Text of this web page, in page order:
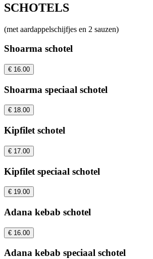
SCHOTELS
(met aardappelschijfjes en 2 sauzen)
Shoarma schotel
€ 16.00
Shoarma speciaal schotel
€ 18.00
Kipfilet schotel
€ 17.00
Kipfilet speciaal schotel
€ 19.00
Adana kebab schotel
€ 16.00
Adana kebab speciaal schotel